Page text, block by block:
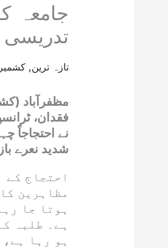
جامعہ
تازہ ترین,
مظفرآباد
فقدان،
نے احتجاجاً
شدید نعرے
احتجاج کے
مظاہرین
ہوتا جا
ہے۔ طلبہ
ہو رہا